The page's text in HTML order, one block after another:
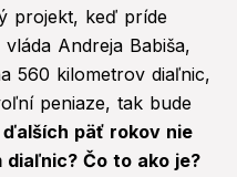
projekt, keď príde
Andreja Babiša,
560 kilometrov diaľnic,
peniaze, tak bude
päť rokov nie
Čo to ako je?